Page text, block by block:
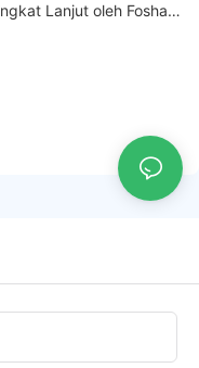
Lanjut oleh Foshan